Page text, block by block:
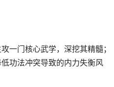
一门核心武学，深挖其精髓；
功法冲突导致的内力失衡风